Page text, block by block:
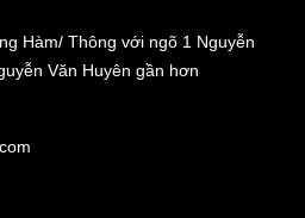
Hàm/ Thông với ngõ 1 Nguyễn
Văn Huyên gần hơn